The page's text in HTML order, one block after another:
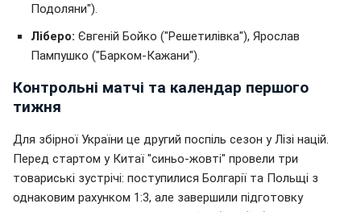
Подоляни").
Ліберо: Євгеній Бойко ("Решетилівка"), Ярослав
Пампушко ("Барком-Кажани").
Контрольні матчі та календар першого
тижня
Для збірної України це другий поспіль сезон у Лізі націй.
Перед стартом у Китаї "синьо-жовті" провели три
товариські зустрічі: поступилися Болгарії та Польщі з
однаковим рахунком 1:3, але завершили підготовку